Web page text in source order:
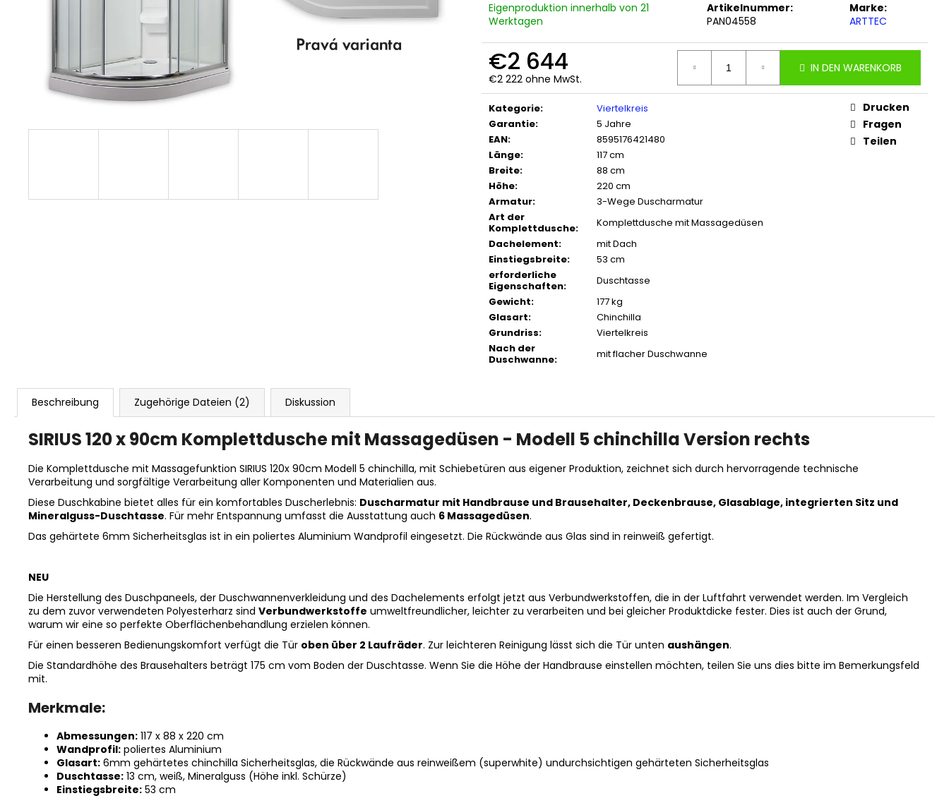
Eigenproduktion innerhalb von 21
Werktagen
Artikelnummer:
PAN04558
Marke:
ARTTEC
€2 644
€2 222 ohne MwSt.
Verkaufspreis:
IN DEN WARENKORB
Kategorie:
Viertelkreis
Garantie:
5 Jahre
EAN:
8595176421480
Länge:
117 cm
Breite:
88 cm
Höhe:
220 cm
Armatur:
3-Wege Duscharmatur
Art der
Komplettdusche:
Komplettdusche mit Massagedüsen
Dachelement:
mit Dach
Einstiegsbreite:
53 cm
erforderliche
Eigenschaften:
Duschtasse
Gewicht:
177 kg
Glasart:
Chinchilla
Grundriss:
Viertelkreis
Nach der
Duschwanne: mit flacher Duschwanne
Drucken
Fragen
Teilen
Beschreibung Zugehörige Dateien (2) Diskussion
SIRIUS 120 x 90cm Komplettdusche mit Massagedüsen - Modell 5 chinchilla Version rechts
Die Komplettdusche mit Massagefunktion SIRIUS 120x 90cm Modell 5 chinchilla, mit Schiebetüren aus eigener Produktion, zeichnet sich durch hervorragende technische
Verarbeitung und sorgfältige Verarbeitung aller Komponenten und Materialien aus.
Diese Duschkabine bietet alles für ein komfortables Duscherlebnis: Duscharmatur mit Handbrause und Brausehalter, Deckenbrause, Glasablage, integrierten Sitz und
Mineralguss-Duschtasse. Für mehr Entspannung umfasst die Ausstattung auch 6 Massagedüsen.
Das gehärtete 6mm Sicherheitsglas ist in ein poliertes Aluminium Wandprofil eingesetzt. Die Rückwände aus Glas sind in reinweiß gefertigt.
NEU
Die Herstellung des Duschpaneels, der Duschwannenverkleidung und des Dachelements erfolgt jetzt aus Verbundwerkstoffen, die in der Luftfahrt verwendet werden. Im Vergleich
zu dem zuvor verwendeten Polyesterharz sind Verbundwerkstoffe umweltfreundlicher, leichter zu verarbeiten und bei gleicher Produktdicke fester. Dies ist auch der Grund,
warum wir eine so perfekte Oberflächenbehandlung erzielen können.
Für einen besseren Bedienungskomfort verfügt die Tür oben über 2 Laufräder. Zur leichteren Reinigung lässt sich die Tür unten aushängen.
Die Standardhöhe des Brausehalters beträgt 175 cm vom Boden der Duschtasse. Wenn Sie die Höhe der Handbrause einstellen möchten, teilen Sie uns dies bitte im Bemerkungsfeld
mit.
Merkmale:
Abmessungen: 117 x 88 x 220 cm
Wandprofil: poliertes Aluminium
Glasart: 6mm gehärtetes chinchilla Sicherheitsglas, die Rückwände aus reinweißem (superwhite) undurchsichtigen gehärteten Sicherheitsglas
Duschtasse: 13 cm, weiß, Mineralguss (Höhe inkl. Schürze)
Einstiegsbreite: 53 cm